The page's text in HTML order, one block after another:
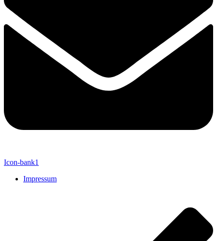
Icon-bank1
Impressum